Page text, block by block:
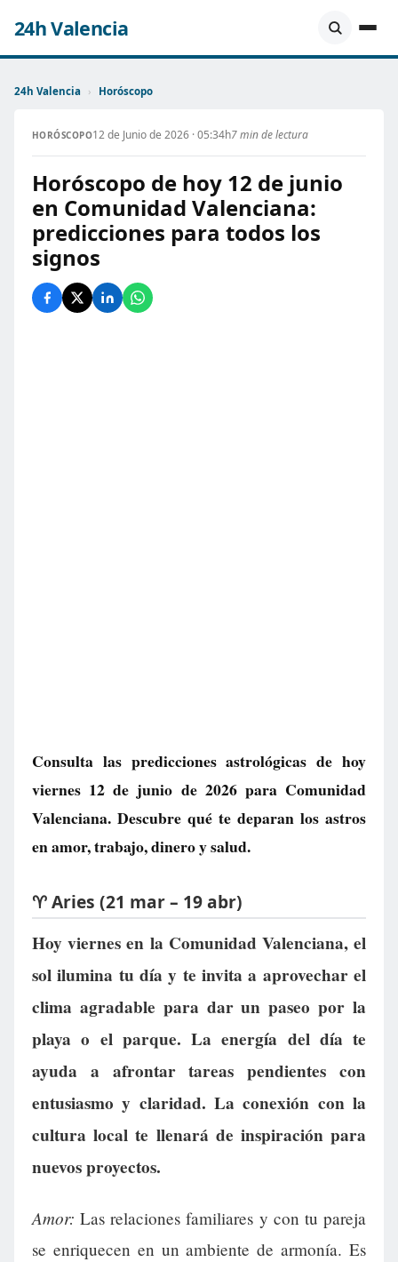
24h Valencia
24h Valencia › Horóscopo
HORÓSCOPO12 de Junio de 2026 · 05:34h7 min de lectura
Horóscopo de hoy 12 de junio
en Comunidad Valenciana:
predicciones para todos los
signos
Consulta las predicciones astrológicas de hoy
viernes 12 de junio de 2026 para Comunidad
Valenciana. Descubre qué te deparan los astros
en amor, trabajo, dinero y salud.
♈ Aries (21 mar – 19 abr)
Hoy viernes en la Comunidad Valenciana, el
sol ilumina tu día y te invita a aprovechar el
clima agradable para dar un paseo por la
playa o el parque. La energía del día te
ayuda a afrontar tareas pendientes con
entusiasmo y claridad. La conexión con la
cultura local te llenará de inspiración para
nuevos proyectos.
Amor: Las relaciones familiares y con tu pareja
se enriquecen en un ambiente de armonía. Es